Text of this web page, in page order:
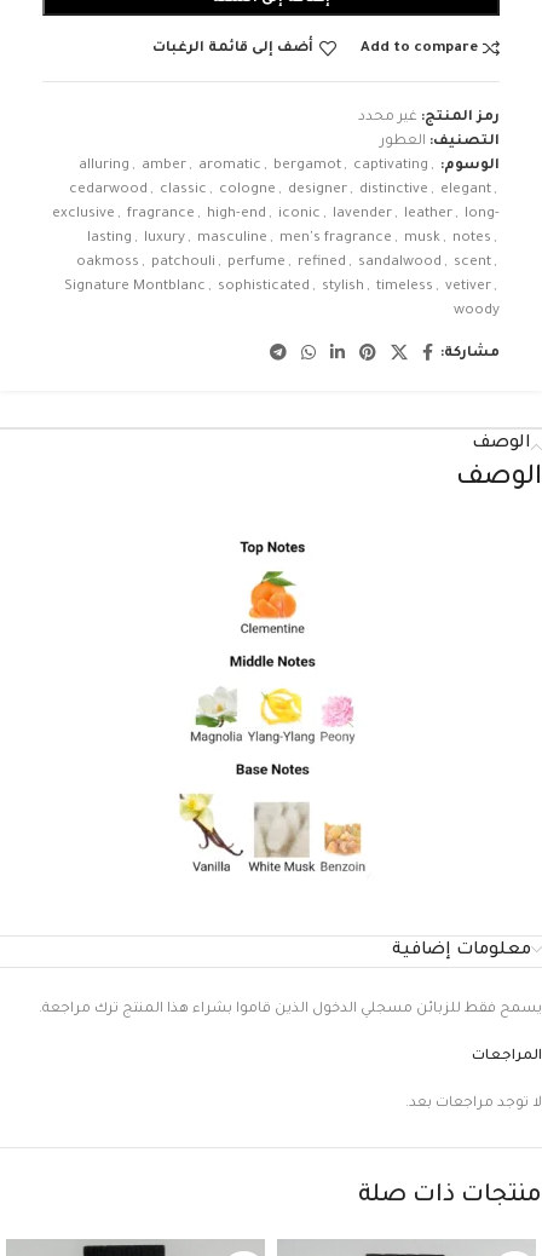
Add to compare أضف إلى قائمة الرغبات
رمز المنتج: غير محدد
التصنيف: العطور
الوسوم:
alluring , amber , aromatic , bergamot , captivating ,
cedarwood , classic , cologne , designer , distinctive , elegant ,
exclusive , fragrance , high-end , iconic , lavender , leather , long-
lasting , luxury , masculine , men's fragrance , musk , notes ,
oakmoss , patchouli , perfume , refined , sandalwood , scent ,
Signature Montblanc , sophisticated , stylish , timeless , vetiver ,
woody
مشاركة:
الوصف
الوصف
معلومات إضافية
المراجعات
لا توجد مراجعات بعد.
يسمح فقط للزبائن مسجلي الدخول الذين قاموا بشراء هذا المنتج ترك مراجعة.
منتجات ذات صلة